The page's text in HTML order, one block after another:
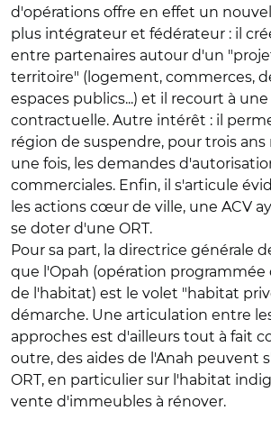
d'opérations offre en effet un
plus intégrateur et fédérateur : il
entre partenaires autour d'un
territoire" (logement, commerces,
espaces publics...) et il recourt à
contractuelle. Autre intérêt : il
région de suspendre, pour trois
une fois, les demandes
commerciales. Enfin, il s'articule
les actions cœur de ville, une ACV
se doter d'une ORT.
Pour sa part, la directrice générale
que l'Opah (opération programmée
de l'habitat) est le volet "habitat
démarche. Une articulation entre
approches est d'ailleurs tout à fait
outre, des aides de l'Anah peuvent
ORT, en particulier sur l'habitat
vente d'immeubles à rénover.